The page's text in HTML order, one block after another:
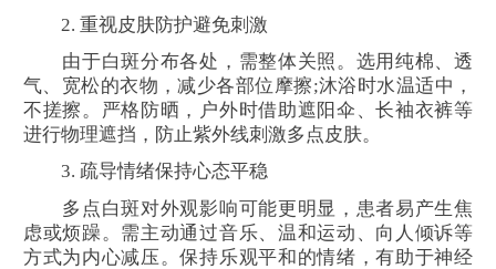
2. 重视皮肤防护避免刺激
由于白斑分布各处，需整体关照。选用纯棉、透
气、宽松的衣物，减少各部位摩擦;沐浴时水温适中，
不搓擦。严格防晒，户外时借助遮阳伞、长袖衣裤等
进行物理遮挡，防止紫外线刺激多点皮肤。
3. 疏导情绪保持心态平稳
多点白斑对外观影响可能更明显，患者易产生焦
虑或烦躁。需主动通过音乐、温和运动、向人倾诉等
方式为内心减压。保持乐观平和的情绪，有助于神经